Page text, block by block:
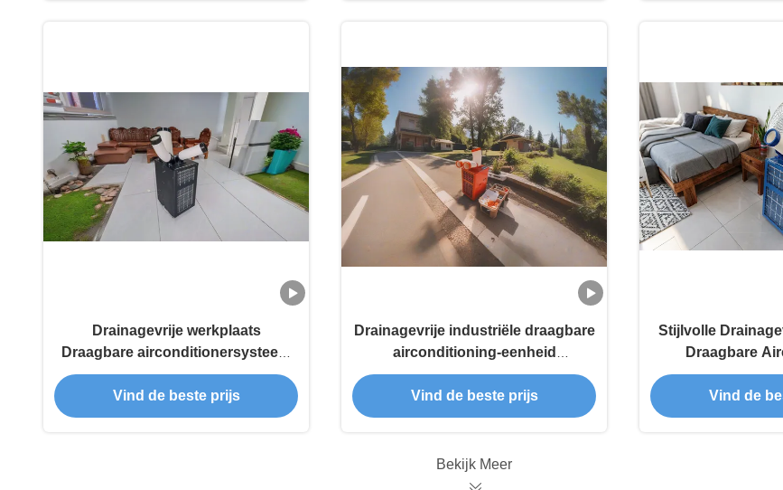
Drainagevrije werkplaats
Draagbare airconditionersysteem
Corrosiebestendige kleine
airconditioner
Vind de beste prijs
Drainagevrije industriële draagbare
airconditioning-eenheid
Corrosiebestand Warmteisolatie
Vind de beste prijs
Stijlvolle
Draagbare
Vind de
Bekijk Meer